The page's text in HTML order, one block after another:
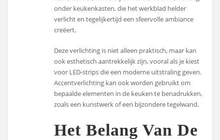
onder keukenkasten, die het werkblad helder
verlicht en tegelijkertijd een sfeervolle ambiance
creëert.
Deze verlichting is niet alleen praktisch, maar kan
ook esthetisch aantrekkelijk zijn, vooral als je kiest
voor LED-strips die een moderne uitstraling geven.
Accentverlichting kan ook worden gebruikt om
bepaalde elementen in de keuken te benadrukken,
zoals een kunstwerk of een bijzondere tegelwand.
Het Belang Van De